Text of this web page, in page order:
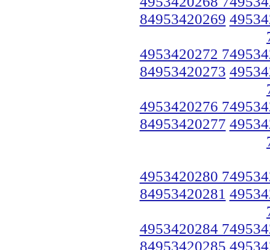
84953420269
4953420272
84953420273
4953420276
84953420277
4953420280
84953420281
4953420284
84953420285